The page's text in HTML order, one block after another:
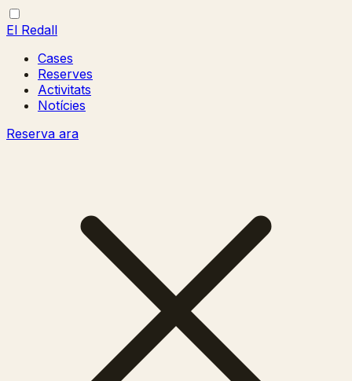
El Redall
Cases
Reserves
Activitats
Notícies
Reserva ara